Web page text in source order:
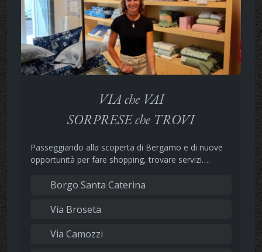
VIA che VAI
SORPRESE che TROVI
Passeggiando alla scoperta di Bergamo e di nuove
opportunità per fare shopping, trovare servizi….
Borgo Santa Caterina
Via Broseta
Via Camozzi